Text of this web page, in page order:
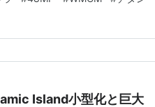
2は、いいチップ（…
Island小型化と巨大